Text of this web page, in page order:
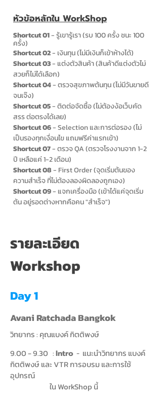
หัวข้อหลักใน WorkShop
Shortcut 01- รู้เขารู้เรา (รบ 100 ครั้ง ชนะ 100
ครั้ง)
Shortcut 02- เงินทุน (ไม่มีเงินก็เข้าห้างได้)
Shortcut 03- แต่งตัวสินค้า (สินค้าดีแต่งตัวไม่
สวยก็ไม่ได้เลือก)
Shortcut 04- ตรวจสุขภาพต้นทุน (ไม่มีวันขายดี
จนเจ๊ง)
Shortcut 05- ติดต่อจัดซื้อ (ไม่ต้องง้อเว็บคัด
สรร ต่อตรงได้เลย)
Shortcut 06- Selection และการต่อรอง (ไม่
เป็นรองทุกเงื่อนไข แถมฟรีค่าแรกเข้า)
Shortcut 07- ตรวจ QA (ตรวจโรงงานจาก 1-2
ปี เหลือแค่ 1-2 เดือน)
Shortcut 08- First Order (จุดเริ่มต้นของ
ความสำเร็จ ที่ไม่ต้องลองผิดลองถูกเอง)
Shortcut 09- แจกเครื่องมือ (เข้าได้แค่จุดเริ่ม
ต้น อยู่รอดต่างหากคือคน "สำเร็จ")
รายละเอียด
Workshop
Day 1
Avani Ratchada Bangkok
วิทยากร : คุณแบงค์ กิตติพงษ์
9.00 - 9.30 :Intro - แนะนำวิทยากร แบงค์
กิตติพงษ์ และ VTR การอบรม และการใช้
อุปกรณ์
ใน WorkShop นี้